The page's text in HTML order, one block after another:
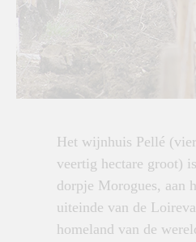
Het wijnhuis Pellé
veertig hectare groot)
dorpje Morogues, aan
uiteinde van de
homeland van de